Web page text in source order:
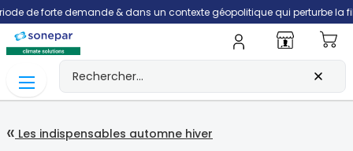
forte demande & dans un contexte géopolitique qui perturbe la filière
Les indispensables automne hiver